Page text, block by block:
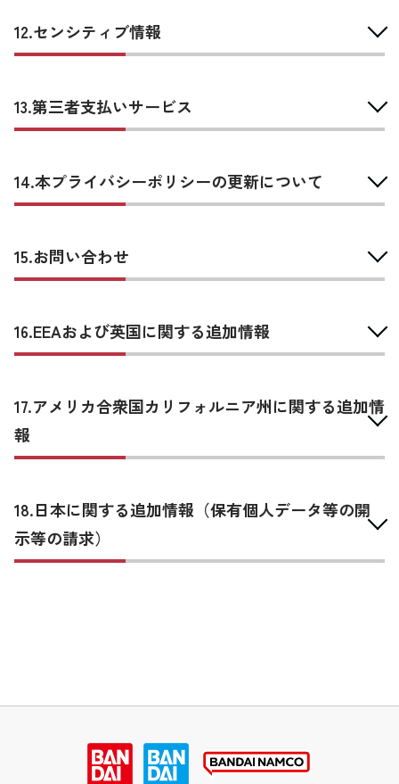
12.センシティブ情報
13.第三者支払いサービス
14.本プライバシーポリシーの更新について
15.お問い合わせ
16.EEAおよび英国に関する追加情報
17.アメリカ合衆国カリフォルニア州に関する追加情
報
18.日本に関する追加情報（保有個人データ等の開
示等の請求）